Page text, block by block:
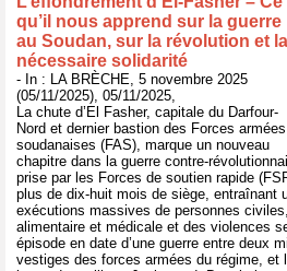
qu’il nous apprend sur la guerre
au Soudan, sur la révolution et la
nécessaire solidarité
- In : LA BRÈCHE, 5 novembre 2025
(05/11/2025), 05/11/2025,
La chute d’El Fasher, capitale du Darfour-
Nord et dernier bastion des Forces armées
soudanaises (FAS), marque un nouveau
chapitre dans la guerre contre-
prise par les Forces de soutien rapide
plus de dix-huit mois de siège, entraînant
exécutions massives de personnes
alimentaire et médicale et des violences
épisode en date d’une guerre entre deux
vestiges des forces armées du régime, et